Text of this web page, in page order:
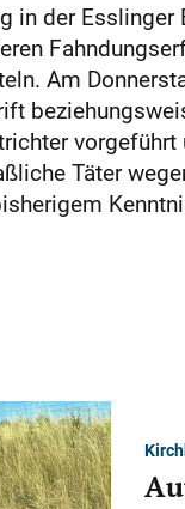
in der
Am
Täter